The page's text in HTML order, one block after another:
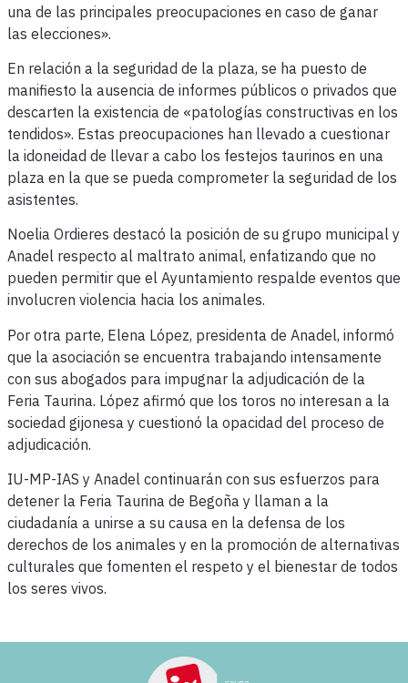
una de las principales preocupaciones en caso de ganar
las elecciones».
En relación a la seguridad de la plaza, se ha puesto de
manifiesto la ausencia de informes públicos o privados que
descarten la existencia de «patologías constructivas en los
tendidos». Estas preocupaciones han llevado a cuestionar
la idoneidad de llevar a cabo los festejos taurinos en una
plaza en la que se pueda comprometer la seguridad de los
asistentes.
Noelia Ordieres destacó la posición de su grupo municipal y
Anadel respecto al maltrato animal, enfatizando que no
pueden permitir que el Ayuntamiento respalde eventos que
involucren violencia hacia los animales.
Por otra parte, Elena López, presidenta de Anadel, informó
que la asociación se encuentra trabajando intensamente
con sus abogados para impugnar la adjudicación de la
Feria Taurina. López afirmó que los toros no interesan a la
sociedad gijonesa y cuestionó la opacidad del proceso de
adjudicación.
IU-MP-IAS y Anadel continuarán con sus esfuerzos para
detener la Feria Taurina de Begoña y llaman a la
ciudadanía a unirse a su causa en la defensa de los
derechos de los animales y en la promoción de alternativas
culturales que fomenten el respeto y el bienestar de todos
los seres vivos.